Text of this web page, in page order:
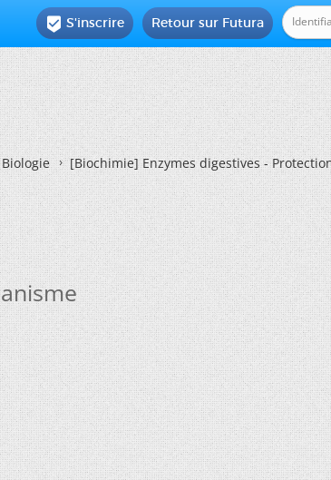
Retour sur Futura
 S'inscrire
Biologie [Biochimie]Enzymes digestives -